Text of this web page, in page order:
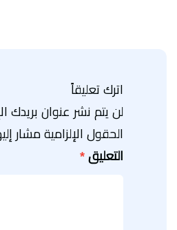
اترك تعليقاً
لن يتم نشر عنوان بريدك
الحقول الإلزامية مشار
التعليق *